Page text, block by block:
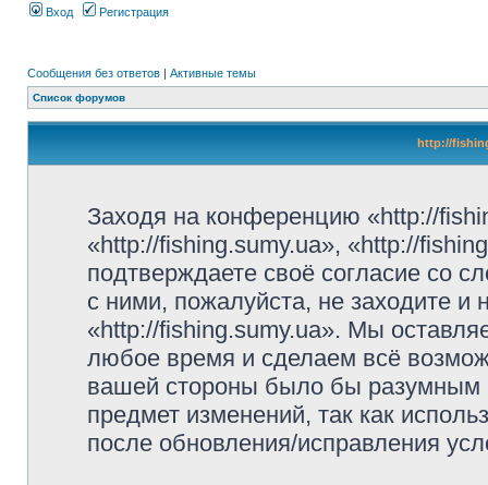
Вход Регистрация
Сообщения без ответов | Активные темы
Список форумов
http://
Заходя на конференцию «http://
«http://fishing.sumy.ua», «http://
подтверждаете своё согласие со
с ними, пожалуйста, не заходите и
«http://fishing.sumy.ua». Мы
любое время и сделаем всё
вашей стороны было бы разумным
предмет изменений, так как
после обновления/исправления